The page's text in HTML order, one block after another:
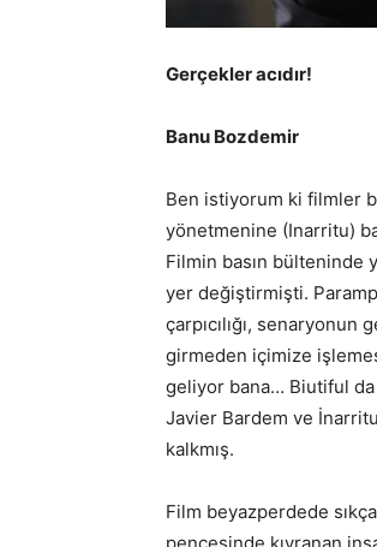
Gerçekler acıdır!
Banu Bozdemir
Ben istiyorum ki filmler
yönetmenine (Inarritu)
Filmin basın bülteninde
yer değiştirmişti.
çarpıcılığı,
girmeden içimize
geliyor bana… Biutiful
Javier Bardem ve
kalkmış.
Film beyazperdede